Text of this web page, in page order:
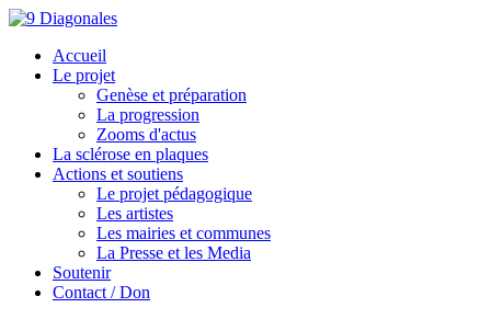
Accueil
Le projet
Genèse et préparation
La progression
Zooms d'actus
La sclérose en plaques
Actions et soutiens
Le projet pédagogique
Les artistes
Les mairies et communes
La Presse et les Media
Soutenir
Contact / Don